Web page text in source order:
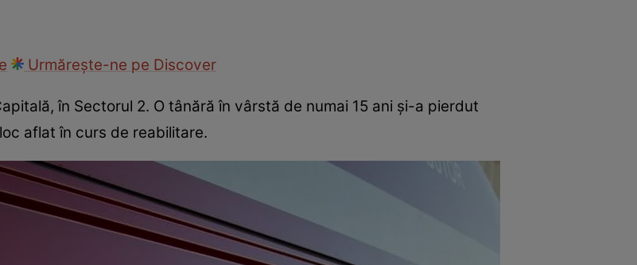
Urmărește-ne pe Discover
în Sectorul 2. O tânără în vârstă de numai 15 ani și-a pierdut
aflat în curs de reabilitare.